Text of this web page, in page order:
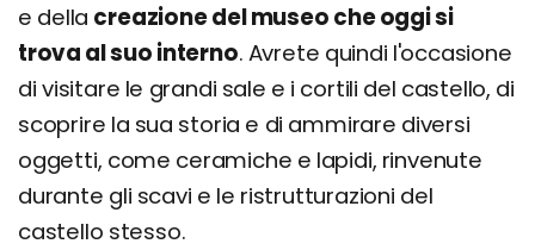
e della creazione del museo che oggi si
trova al suo interno. Avrete quindi l'occasione
di visitare le grandi sale e i cortili del castello, di
scoprire la sua storia e di ammirare diversi
oggetti, come ceramiche e lapidi, rinvenute
durante gli scavi e le ristrutturazioni del
castello stesso.